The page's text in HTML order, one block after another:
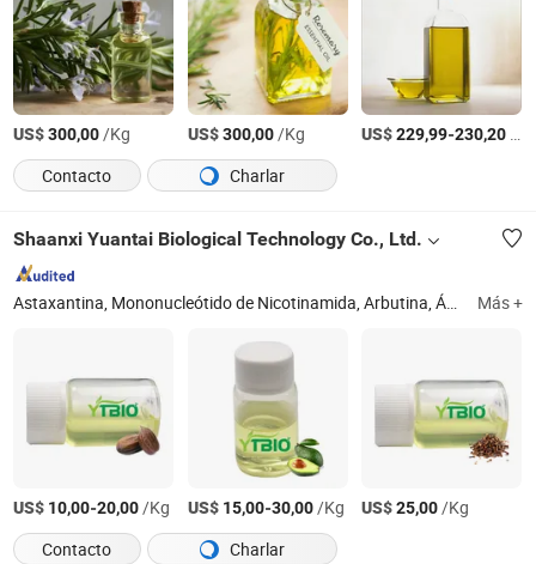
US$300,00/Kg US$300,00/Kg US$229,99-230,20
Contacto
Charlar
Shaanxi Yuantai Biological Technology Co., Ltd.
Astaxantina, Mononucleótido de Nicotinamida, Arbutina, Ácido Sialico, Resveratrol, Creatina Monohidratada, Coenzima Q10, Retinal, Extracto de Centella Asiática, Hesperidina Más +
US$ 10,00-20,00/Kg US$ 15,00-30,00/Kg US$25,00/Kg
Contacto
Charlar